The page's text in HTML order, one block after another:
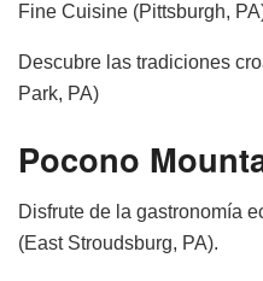
Fine Cuisine (Pittsburgh,
Descubre las tradiciones
Park, PA)
Pocono
Disfrute de la gastronomía
(East Stroudsburg, PA).